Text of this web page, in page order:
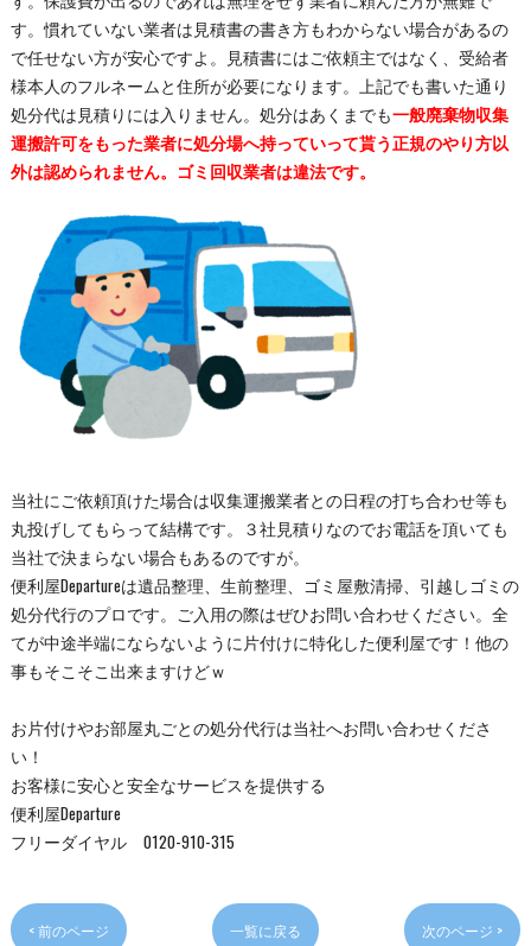
す。慣れていない業者は見積書の書き方もわからない場合があるの
で任せない方が安心ですよ。見積書にはご依頼主ではなく、受給者
様本人のフルネームと住所が必要になります。上記でも書いた通り
処分代は見積りには入りません。処分はあくまでも一般廃棄物収集
運搬許可をもった業者に処分場へ持っていって貰う正規のやり方以
外は認められません。ゴミ回収業者は違法です。
当社にご依頼頂けた場合は収集運搬業者との日程の打ち合わせ等も
丸投げしてもらって結構です。３社見積りなのでお電話を頂いても
当社で決まらない場合もあるのですが。
便利屋Departureは遺品整理、生前整理、ゴミ屋敷清掃、引越しゴミの
処分代行のプロです。ご入用の際はぜひお問い合わせください。全
てが中途半端にならないように片付けに特化した便利屋です！他の
事もそこそこ出来ますけどｗ
お片付けやお部屋丸ごとの処分代行は当社へお問い合わせくださ
い！
お客様に安心と安全なサービスを提供する
便利屋Departure
フリーダイヤル 0120-910-315
< 前のページ 一覧に戻る 次のページ >